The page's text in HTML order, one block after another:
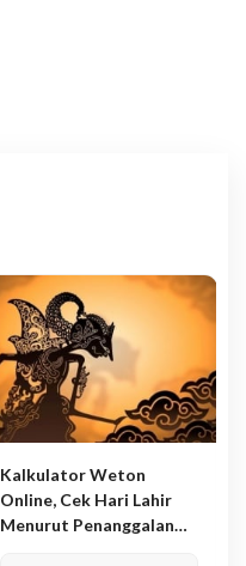
Kalkulator Weton
Online, Cek Hari Lahir
Menurut Penanggalan